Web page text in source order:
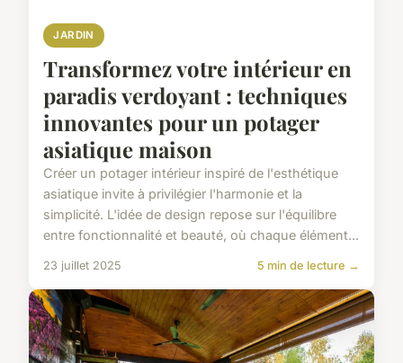
JARDIN
Transformez votre intérieur en
paradis verdoyant : techniques
innovantes pour un potager
asiatique maison
Créer un potager intérieur inspiré de l'esthétique
asiatique invite à privilégier l'harmonie et la
simplicité. L'idée de design repose sur l'équilibre
entre fonctionnalité et beauté, où chaque élément...
23 juillet 2025 5 min de lecture →